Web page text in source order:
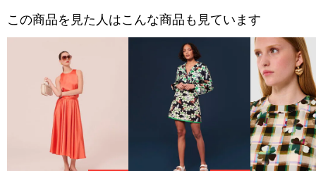
この商品を見た人はこんな商品も見ています